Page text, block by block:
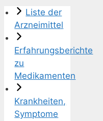
Liste der
Arzneimittel
Erfahrungsberichte
zu
Medikamenten
Krankheiten,
Symptome